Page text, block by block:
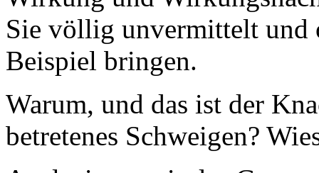
Sie völlig unvermittelt und
Beispiel bringen.
Warum, und das ist der
betretenes Schweigen?